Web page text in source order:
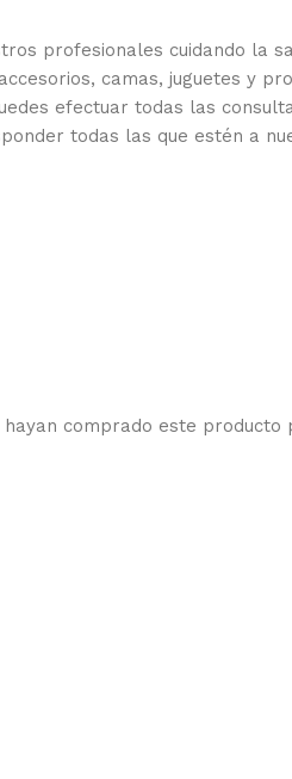
profesionales cuidando la
camas, juguetes y
efectuar todas las
todas las que estén a
comprado este producto